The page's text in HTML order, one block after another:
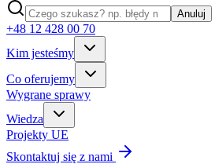
Anuluj
+48 12 428 00 70
Kim jesteśmy
Co oferujemy
Wygrane sprawy
Wiedza
Projekty UE
Skontaktuj się z nami